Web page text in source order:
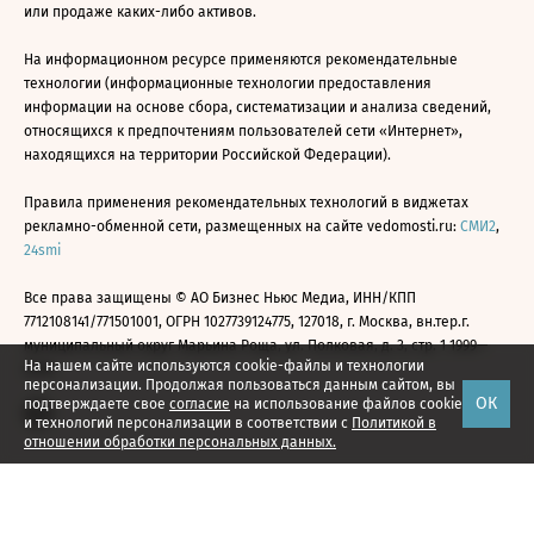
На нашем сайте используются cookie-файлы и технологии
персонализации. Продолжая пользоваться данным сайтом, вы
подтверждаете свое согласие на использование файлов cookie
и технологий персонализации в соответствии с Политикой в
отношении обработки персональных данных.
ОК
или продаже каких-либо активов.
На информационном ресурсе применяются рекомендательные
технологии (информационные технологии предоставления
информации на основе сбора, систематизации и анализа сведений,
относящихся к предпочтениям пользователей сети «Интернет»,
находящихся на территории Российской Федерации).
Правила применения рекомендательных технологий в виджетах
рекламно-обменной сети, размещенных на сайте vedomosti.ru: СМИ2,
24smi
Все права защищены © АО Бизнес Ньюс Медиа, ИНН/КПП
7712108141/771501001, ОГРН 1027739124775, 127018, г. Москва, вн.тер.г.
муниципальный округ Марьина Роща, ул. Полковая, д. 3, стр. 1 1999—
2026